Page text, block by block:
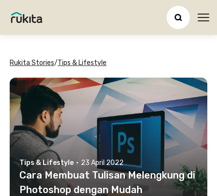
Rukita Stories/Tips & Lifestyle
Tips & Lifestyle · 23 April 2022
Cara Membuat Tulisan Melengkung di
Photoshop dengan Mudah